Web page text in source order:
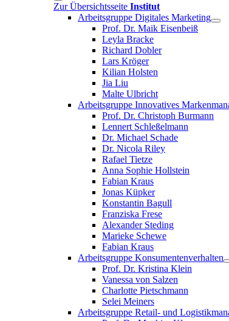
Zur Übersichtsseite Institut
Arbeitsgruppe Digitales Marketing
Prof. Dr. Maik Eisenbeiß
Leyla Bracke
Richard Dobler
Lars Kröger
Kilian Holsten
Jia Liu
Malte Ulbricht
Arbeitsgruppe Innovatives
Prof. Dr. Christoph Burmann
Lennert Schleßelmann
Dr. Michael Schade
Dr. Nicola Riley
Rafael Tietze
Anna Sophie Hollstein
Fabian Kraus
Jonas Küpker
Konstantin Bagull
Franziska Frese
Alexander Steding
Marieke Schewe
Fabian Kraus
Arbeitsgruppe Konsumentenverhalten
Prof. Dr. Kristina Klein
Vanessa von Salzen
Charlotte Pietschmann
Selei Meiners
Arbeitsgruppe Retail- und